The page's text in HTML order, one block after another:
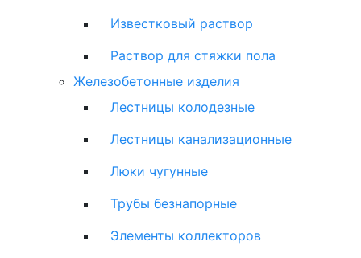
Известковый раствор
Раствор для стяжки пола
Железобетонные изделия
Лестницы колодезные
Лестницы канализационные
Люки чугунные
Трубы безнапорные
Элементы коллекторов